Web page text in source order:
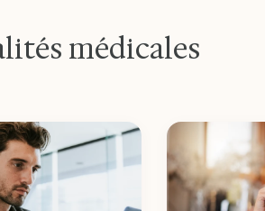
médicales